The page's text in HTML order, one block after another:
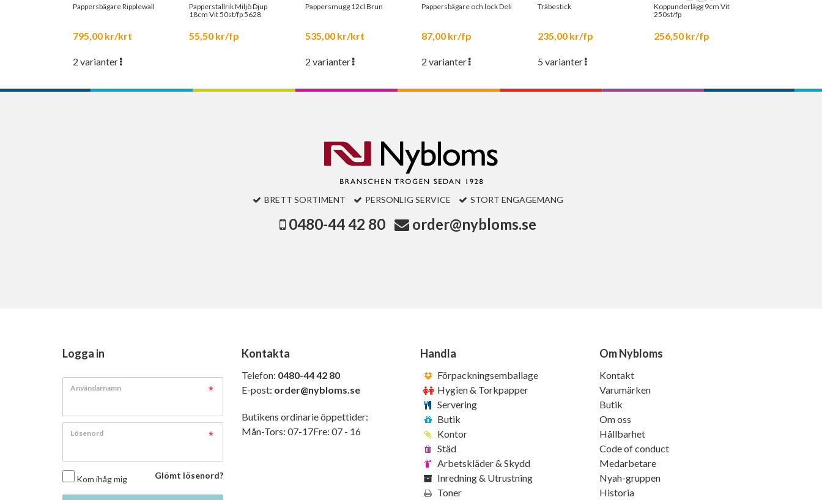
Pappersbägare Ripplewall
795,00 kr/krt
2 varianter
Papperstallrik Miljö Djup
18cm Vit 50st/fp 5628
55,50 kr/fp
Pappersmugg 12cl Brun
535,00 kr/krt
2 varianter
Pappersbägare och lock Deli
87,00 kr/fp
2 varianter
Träbestick
235,00 kr/fp
5 varianter
Koppunderlägg 9cm Vit
250st/fp
256,50 kr/fp
BRETT SORTIMENT PERSONLIG SERVICE STORT ENGAGEMANG
0480-44 42 80 order@nybloms.se
Logga in
Användarnamn
Lösenord
Kom ihåg mig Glömt lösenord?
Kontakta
Telefon: 0480-44 42 80
E-post: order@nybloms.se
Butikens ordinarie öppettider:
Mån-Tors: 07-17Fre: 07 - 16
Handla
Förpackningsemballage
Hygien & Torkpapper
Servering
Butik
Kontor
Städ
Arbetskläder & Skydd
Inredning & Utrustning
Toner
Om Nybloms
Kontakt
Varumärken
Butik
Om oss
Hållbarhet
Code of conduct
Medarbetare
Nyah-gruppen
Historia